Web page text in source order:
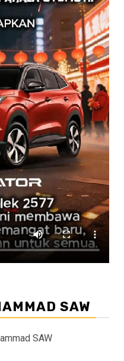
SAW
SAW